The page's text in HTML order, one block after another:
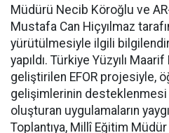
Müdürü Necib Köroğlu ve
Mustafa Can Hiçyılmaz
yürütülmesiyle ilgili
yapıldı. Türkiye Yüzyılı
geliştirilen EFOR projesiyle,
gelişimlerinin
oluşturan uygulamaların
Toplantıya, Millî Eğitim Müdür